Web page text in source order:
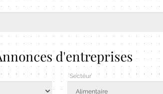
d'entreprises
Secteur